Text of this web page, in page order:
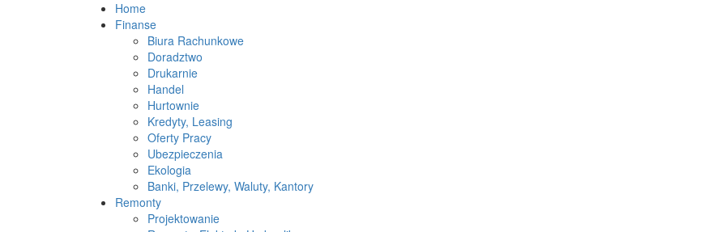
Home
Finanse
Biura Rachunkowe
Doradztwo
Drukarnie
Handel
Hurtownie
Kredyty, Leasing
Oferty Pracy
Ubezpieczenia
Ekologia
Banki, Przelewy, Waluty, Kantory
Remonty
Projektowanie